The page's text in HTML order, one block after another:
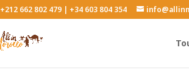
+212 662 802 479 | +34 603 804 354